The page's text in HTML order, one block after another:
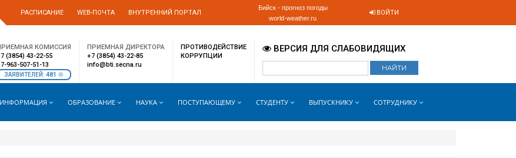
РАСПИСАНИЕ WEB-ПОЧТА ВНУТРЕННИЙ ПОРТАЛ
Бийск - прогноз погоды
world-weather.ru
ВОЙТИ
КОМИССИЯ
(3854) 43-22-55
963-507-51-13
ЗАЯВИТЕЛЕЙ: 481
ПРИЕМНАЯ ДИРЕКТОРА
+7 (3854) 43-22-85
info@bti.secna.ru
ПРОТИВОДЕЙСТВИЕ
КОРРУПЦИИ
ВЕРСИЯ ДЛЯ СЛАБОВИДЯЩИХ
ОБРАЗОВАНИЕ НАУКА ПОСТУПАЮЩЕМУ СТУДЕНТУ ВЫПУСКНИКУ СОТРУДНИКУ